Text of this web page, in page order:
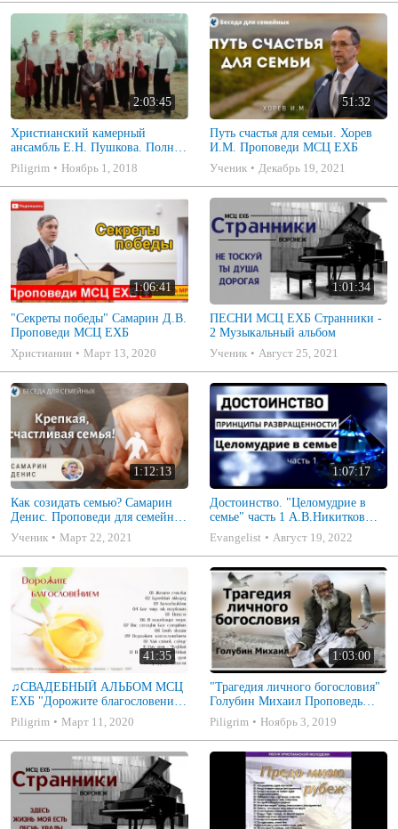
2:03:45
Христианский камерный
ансамбль Е.Н. Пушкова. Полное
собрание
Piligrim Ноябрь 1, 2018
51:32
Путь счастья для семьи. Хорев
И.М. Проповеди МСЦ ЕХБ
Ученик
Декабрь 19, 2021
1:06:41
"Секреты победы" Самарин Д.В.
Проповеди МСЦ ЕХБ
Христианин
Март 13, 2020
1:01:34
ПЕСНИ МСЦ ЕХБ Странники -
2 Музыкальный альбом
Ученик
Август 25, 2021
1:12:13
Как созидать семью? Самарин
Денис. Проповеди для семейных
МСЦ ЕХБ
Ученик Март 22, 2021
1:07:17
Достоинство. "Целомудрие в
семье" часть 1 А.В.Никитков
Беседа для семейных МСЦ ЕХБ
Evangelist Август 19, 2022
41:35
♫СВАДЕБНЫЙ АЛЬБОМ МСЦ
ЕХБ "Дорожите благословением
- Христианские песни.
Музыкальный диск. Псалмы
Piligrim Март 11, 2020
1:03:00
"Трагедия личного богословия"
Голубин Михаил Проповедь
2019
Piligrim Ноябрь 3, 2019